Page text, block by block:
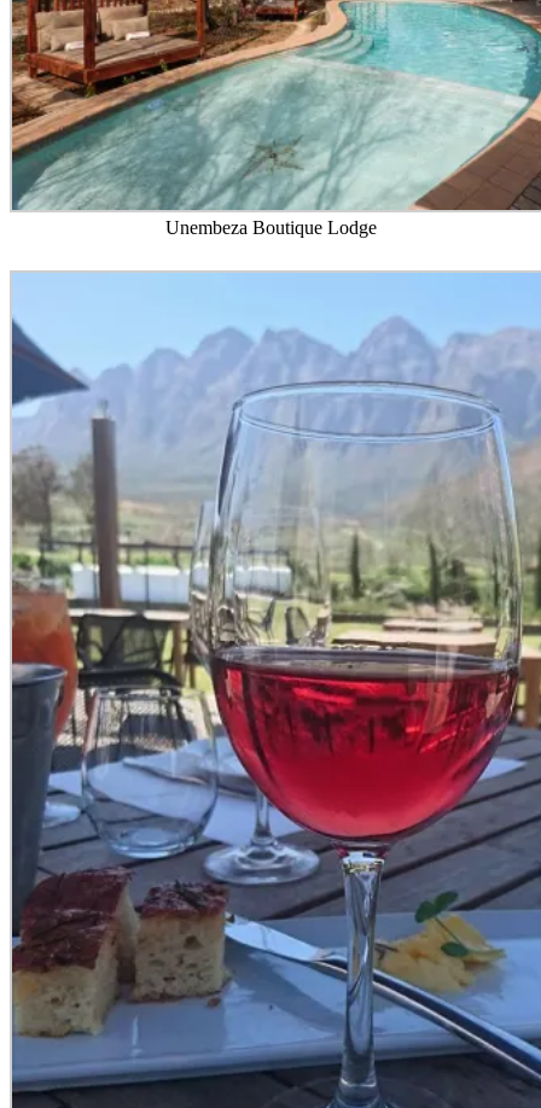
Unembeza Boutique Lodge